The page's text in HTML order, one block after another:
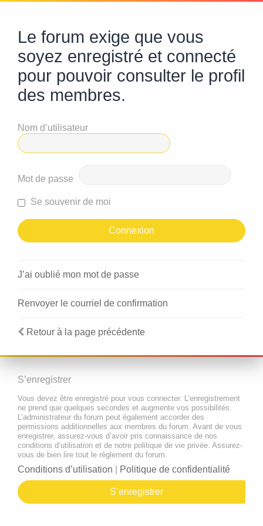
Le forum exige que vous
soyez enregistré et connecté
pour pouvoir consulter le profil
des membres.
Nom d’utilisateur
Mot de passe
Se souvenir de moi
J’ai oublié mon mot de passe
Renvoyer le courriel de confirmation
Retour à la page précédente
S’enregistrer
Vous devez être enregistré pour vous connecter. L’enregistrement
ne prend que quelques secondes et augmente vos possibilités.
L’administrateur du forum peut également accorder des
permissions additionnelles aux membres du forum. Avant de vous
enregistrer, assurez-vous d’avoir pris connaissance de nos
conditions d’utilisation et de notre politique de vie privée. Assurez-
vous de bien lire tout le règlement du forum.
Conditions d’utilisation Politique de confidentialité
S’enregistrer